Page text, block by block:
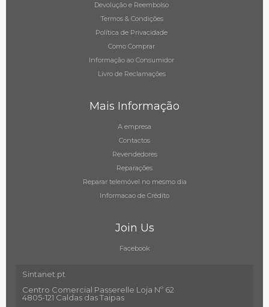
Devolução e Reembolso
Termos & Condições
Política de Privacidade
Como Comprar
Informação ao Consumidor
Livro de Reclamações
Mais Informação
A empresa
Contactos
Revendedores
Reparações
Reparar telemóvel no mesmo dia
Informacao de Crédito
Join Us
Facebook
Sintanet.pt
Centro Comercial Passerelle Loja Nº 62
4805-121 Caldas das Taipas